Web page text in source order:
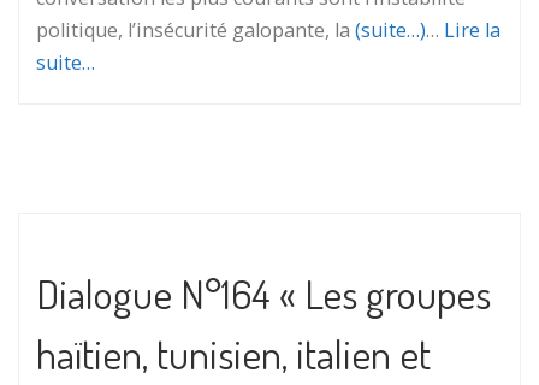
politique, l’insécurité galopante, la (suite…)… Lire la
suite…
Dialogue N°164 « Les groupes
haïtien, tunisien, italien et